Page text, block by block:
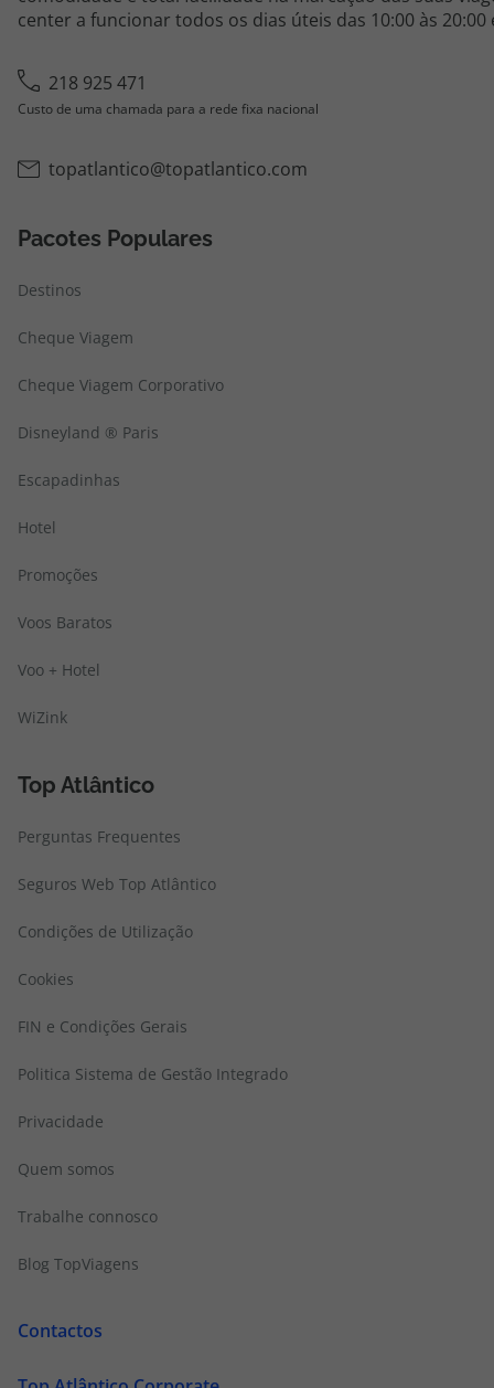
center a funcionar todos os dias úteis das 10:00 às 20:00
218 925 471
Custo de uma chamada para a rede fixa nacional
topatlantico@topatlantico.com
Pacotes Populares
Destinos
Cheque Viagem
Cheque Viagem Corporativo
Disneyland ® Paris
Escapadinhas
Hotel
Promoções
Voos Baratos
Voo + Hotel
WiZink
Top Atlântico
Perguntas Frequentes
Seguros Web Top Atlântico
Condições de Utilização
Cookies
FIN e Condições Gerais
Politica Sistema de Gestão Integrado
Privacidade
Quem somos
Trabalhe connosco
Blog TopViagens
Contactos